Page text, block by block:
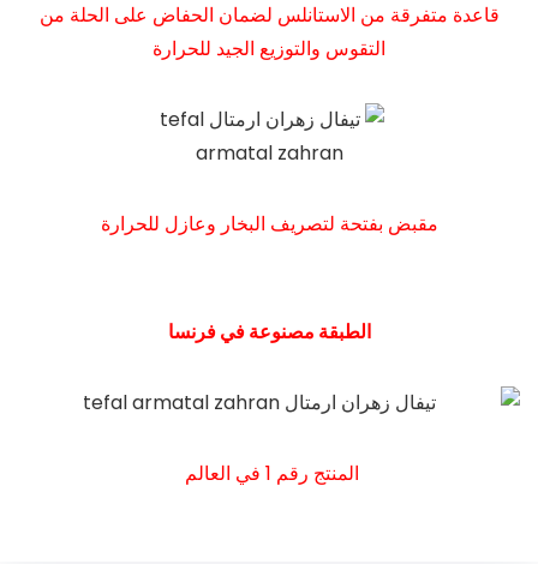
قاعدة متفرقة من الاستانلس لضمان الحفاض على الحلة من
التقوس والتوزيع الجيد للحرارة
مقبض بفتحة لتصريف البخار وعازل للحرارة
الطبقة مصنوعة في فرنسا
المنتج رقم 1 في العالم